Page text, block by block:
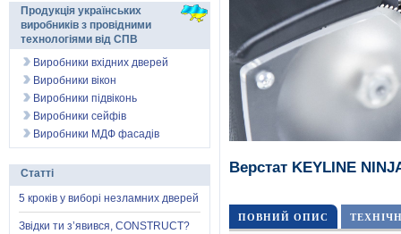
Верстат KEYLINE
ПОВНИЙ ОПИС
Продукція українських
виробників з провідними
технологіями від СПВ
Виробники вхідних дверей
Виробники вікон
Виробники підвіконь
Виробники сейфів
Виробники МДФ фасадів
Статті
5 кроків у виборі незламних дверей
Звідки ти з’явився, CONSTRUCT?